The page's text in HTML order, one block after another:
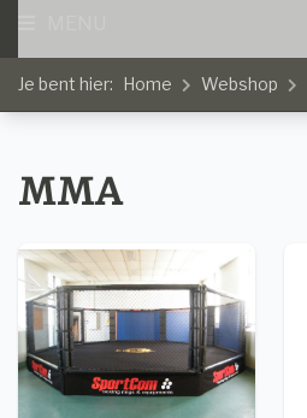
Je bent hier: Home Webshop
MMA